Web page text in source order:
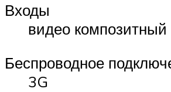
Входы
видео композитный
Беспроводное
3G